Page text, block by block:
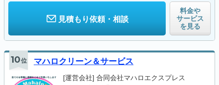
見積もり依頼・相談
料金や
サービス
を見る
10位 マハロクリーン＆サービス
[運営会社] 合同会社マハロエクスプレス